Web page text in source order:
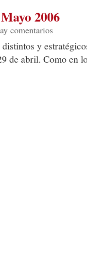
2006
comentarios
y
de abril. Como en